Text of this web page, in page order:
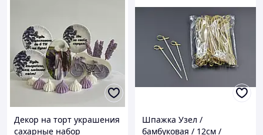
Декор на торт украшения
сахарные набор
Шпажка Узел /
бамбуковая / 12см /